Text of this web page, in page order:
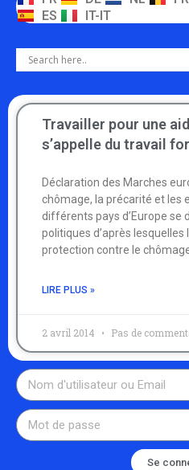
ES
IT-IT
Travailler pour une
s’appelle du travail
Déclaration des Marches
chômage, la précarité et les
différents pays d’Europe se
politiques d’après lesquelles
protection contre le
LIRE PLUS »
2 avril 2014 Pas de
Se